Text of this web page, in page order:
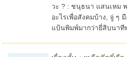
วะ ? : ชนุธนา แสนเหม
อะไรเพื่อสังคมบ้าง, จู่ ๆ
แป้นพิมพ์มากว่ายี่สิบนาทีพ